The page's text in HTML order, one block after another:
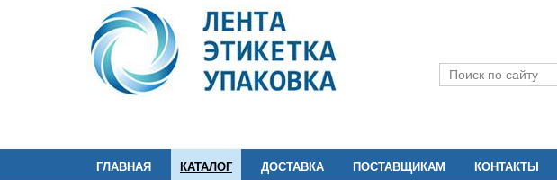
ГЛАВНАЯ КАТАЛОГ ДОСТАВКА ПОСТАВЩИКАМ КОНТАКТЫ